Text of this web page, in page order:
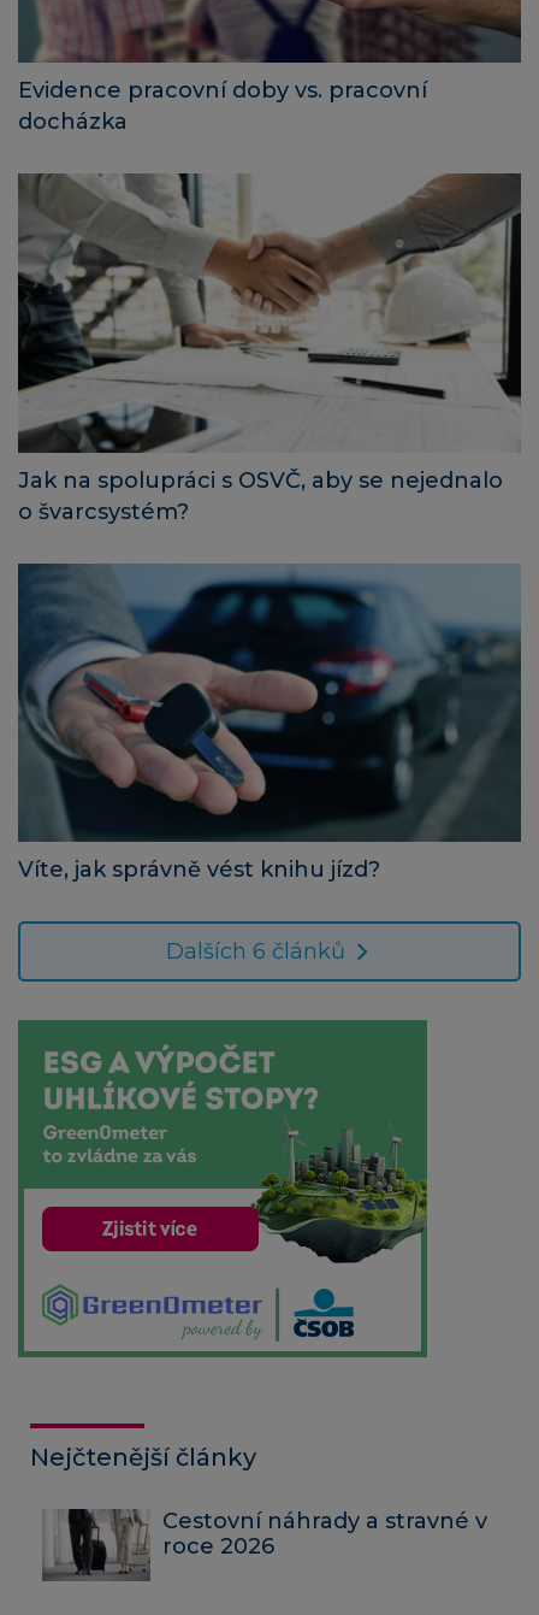
Evidence pracovní doby vs. pracovní
docházka
Jak na spolupráci s OSVČ, aby se nejednalo
o švarcsystém?
Víte, jak správně vést knihu jízd?
Dalších 6 článků
Nejčtenější články
Cestovní náhrady a stravné v
roce 2026